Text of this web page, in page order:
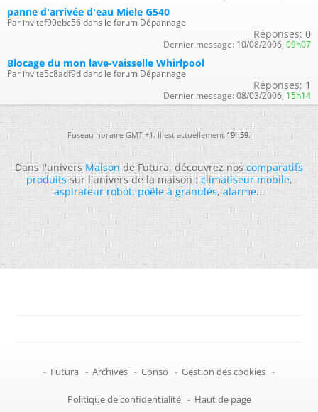
panne d'arrivée d'eau Miele G540
Par invitef90ebc56 dans le forum Dépannage
Réponses: 0
Dernier message: 10/08/2006, 09h07
Blocage du mon lave-vaisselle Whirlpool
Par invite5c8adf9d dans le forum Dépannage
Réponses: 1
Dernier message: 08/03/2006, 15h14
Fuseau horaire GMT +1. Il est actuellement19h59.
Dans l'universMaisonde Futura, découvrez noscomparatifs
produitssur l'univers de la maison :climatiseur mobile,
aspirateur robot,poêle à granulés,alarme...
- Futura - Archives - Conso - Gestion des cookies -
Politique de confidentialité - Haut de page